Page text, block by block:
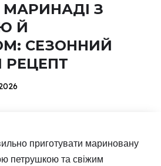
З
Й
СЕЗОННИЙ
РЕЦЕПТ
приготувати мариновану
петрушкою та свіжим